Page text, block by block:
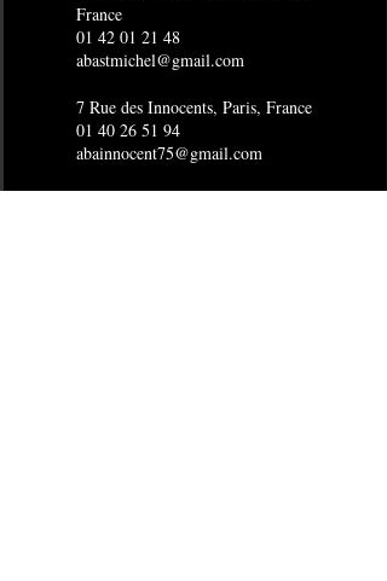
France
01 42 01 21 48
abastmichel@gmail.com
7 Rue des Innocents, Paris, France
01 40 26 51 94
abainnocent75@gmail.com